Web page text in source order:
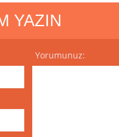
YAZIN
Yorumunuz: